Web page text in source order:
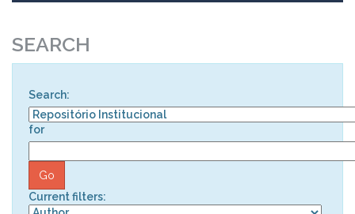
SEARCH
Search:
for
Current filters: